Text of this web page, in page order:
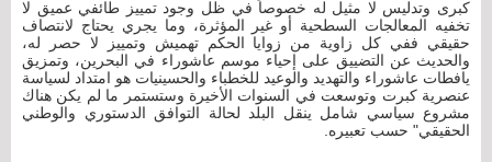
كبرى وتدليس لا مثيل له خصوصاً في ظل وجود تمييز طائفي عميق لا
تخفيه المعالجات السطحية أو غير المؤثرة، وما يجري يحتاج لانتصاف
حقيقي ففي كل زاوية من زوايا الحكم تهميش وتمييز لا حصر له،
والحديث عن التضييق على إحياء موسم عاشوراء في البحرين، وتمزيق
يافطات عاشوراء والتهديد والوعيد للخطباء والحسينيات هو امتداد لسياسة
عنصرية كبرت وتوسعت في السنوات الأخيرة وستستمر ما لم يكن هناك
مشروع سياسي شامل ينقل البلد لحالة التوافق الدستوري والوطني
الحقيقي" حسب تعبيره.